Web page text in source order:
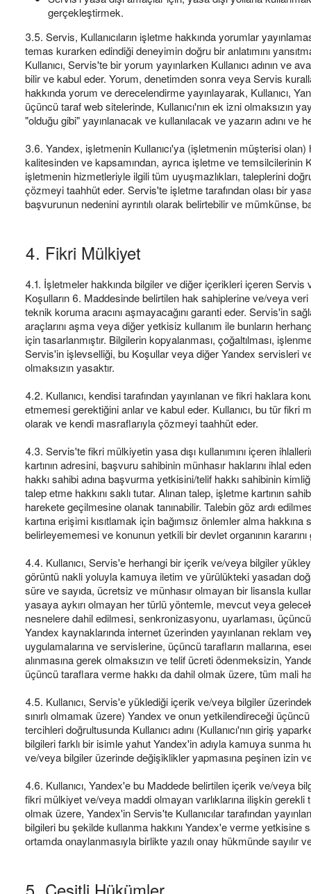
gerçekleştirmek.
3.5. Servis, Kullanıcıların işletme hakkında yorumlar
temas kurarken edindiği deneyimin doğru bir anlatımını
Kullanıcı, Servis'te bir yorum yayınlarken Kullanıcı adının ve
bilir ve kabul eder. Yorum, denetimden sonra veya Servis
hakkında yorum ve derecelendirme yayınlayarak, Kullanıcı,
üçüncü taraf web sitelerinde, Kullanıcı'nın ek izni olmaksızın
"olduğu gibi" yayınlanacak ve kullanılacak ve yazarın adını
3.6. Yandex, işletmenin Kullanıcı'ya (işletmenin müşterisi
kalitesinden ve kapsamından, ayrıca işletme ve temsilcilerinin
işletmenin hizmetleriyle ilgili tüm uyuşmazlıkları, taleplerini
çözmeyi taahhüt eder. Servis'te işletme tarafından olası bir
başvurunun nedenini ayrıntılı olarak belirtebilir ve mümkünse,
4. Fikri Mülkiyet
4.1. İşletmeler hakkında bilgiler ve diğer içerikleri içeren Servis
Koşulların 6. Maddesinde belirtilen hak sahiplerine ve/veya
teknik koruma aracını aşmayacağını garanti eder. Servis'in
araçlarını aşma veya diğer yetkisiz kullanım ile bunların
için tasarlanmıştır. Bilgilerin kopyalanması, çoğaltılması,
Servis'in işlevselliği, bu Koşullar veya diğer Yandex servisleri
olmaksızın yasaktır.
4.2. Kullanıcı, kendisi tarafından yayınlanan ve fikri haklara
etmemesi gerektiğini anlar ve kabul eder. Kullanıcı, bu tür fikri
olarak ve kendi masraflarıyla çözmeyi taahhüt eder.
4.3. Servis'te fikri mülkiyetin yasa dışı kullanımını içeren
kartının adresini, başvuru sahibinin münhasır haklarını ihlal
hakkı sahibi adına başvurma yetkisini/telif hakkı sahibinin
talep etme hakkını saklı tutar. Alınan talep, işletme kartının
harekete geçilmesine olanak tanınabilir. Talebin göz ardı
kartına erişimi kısıtlamak için bağımsız önlemler alma
belirleyememesi ve konunun yetkili bir devlet organının
4.4. Kullanıcı, Servis'e herhangi bir içerik ve/veya bilgiler
görüntü nakli yoluyla kamuya iletim ve yürülükteki yasadan
süre ve sayıda, ücretsiz ve münhasır olmayan bir lisansla
yasaya aykırı olmayan her türlü yöntemle, mevcut veya
nesnelere dahil edilmesi, senkronizasyonu, uyarlaması,
Yandex kaynaklarında internet üzerinden yayınlanan reklam
uygulamalarına ve servislerine, üçüncü tarafların mallarına,
alınmasına gerek olmaksızın ve telif ücreti ödenmeksizin,
üçüncü taraflara verme hakkı da dahil olmak üzere, tüm mali
4.5. Kullanıcı, Servis'e yüklediği içerik ve/veya bilgiler
sınırlı olmamak üzere) Yandex ve onun yetkilendireceği
tercihleri doğrultusunda Kullanıcı adını (Kullanıcı'nın giriş
bilgileri farklı bir isimle yahut Yandex'in adıyla kamuya
ve/veya bilgiler üzerinde değişiklikler yapmasına peşinen izin
4.6. Kullanıcı, Yandex'e bu Maddede belirtilen içerik ve/veya
fikri mülkiyet ve/veya maddi olmayan varlıklarına ilişkin gerekli
olmak üzere, Yandex'in Servis'te Kullanıcılar tarafından
bilgileri bu şekilde kullanma hakkını Yandex'e verme yetkisine
ortamda onaylanmasıyla birlikte yazılı onay hükmünde sayılır